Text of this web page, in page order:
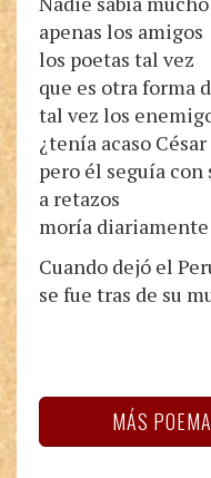
apenas los
los poetas tal vez
que es otra forma
tal vez los
¿tenía acaso
pero él seguía con
a retazos
moría
Cuando dejó el
se fue tras de su
MÁS